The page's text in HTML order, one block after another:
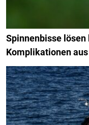
Spinnenbisse
Komplikationen aus